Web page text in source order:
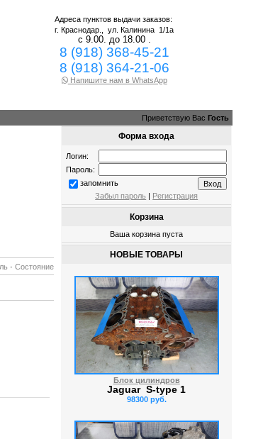
Адреса пунктов выдачи заказов:
г. Краснодар.,ул. Калинина 1/1а
с 9.00. до 18.00 .
8 (918) 368-45-21
8 (918) 364-21-06
Напишите нам в WhatsApp
Приветствую Вас Гость
·Состояние
Форма входа
Логин:
Пароль:
запомнить
Забыл пароль | Регистрация
Корзина
Ваша корзина пуста
НОВЫЕ ТОВАРЫ
Блок цилиндров
Jaguar S-type 1
98300 руб.